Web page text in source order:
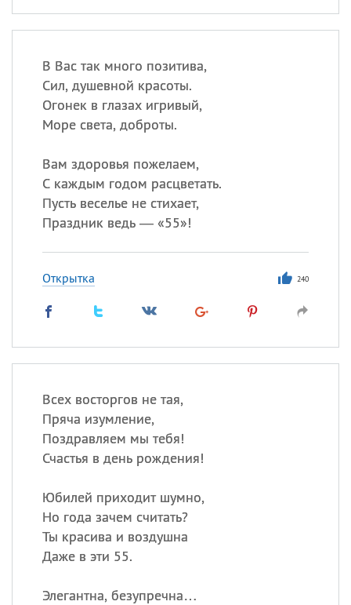
В Вас так много позитива,
Сил, душевной красоты.
Огонек в глазах игривый,
Море света, доброты.
Вам здоровья пожелаем,
С каждым годом расцветать.
Пусть веселье не стихает,
Праздник ведь — «55»!
Открытка 240
Всех восторгов не тая,
Пряча изумление,
Поздравляем мы тебя!
Счастья в день рождения!
Юбилей приходит шумно,
Но года зачем считать?
Ты красива и воздушна
Даже в эти 55.
Элегантна, безупречна…